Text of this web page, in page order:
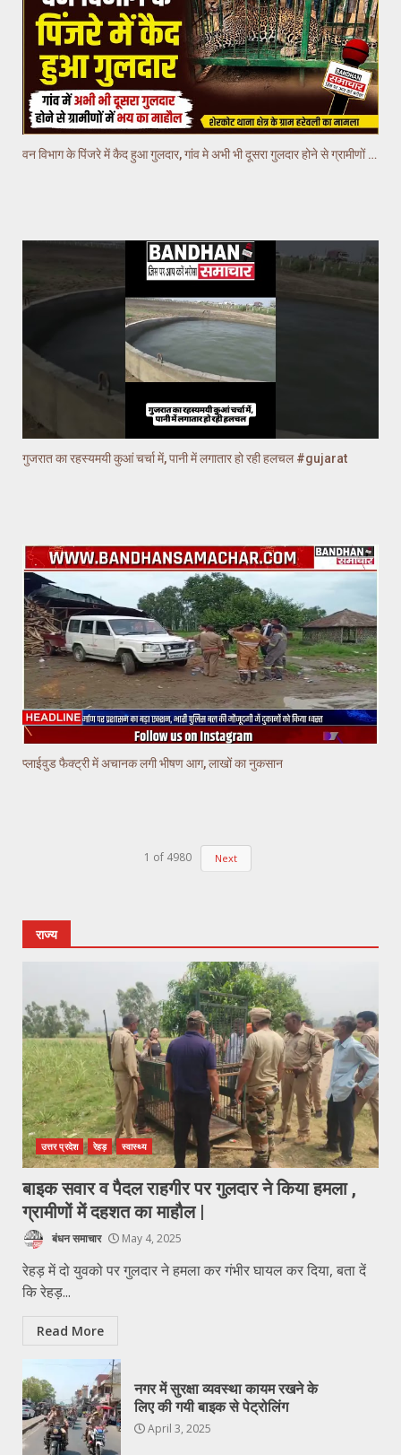
वन विभाग के पिंजरे में कैद हुआ गुलदार, गांव मे अभी भी दूसरा गुलदार होने से ग्रामीणों में भय का माहौल
गुजरात का रहस्यमयी कुआं चर्चा में, पानी में लगातार हो रही हलचल #gujarat
प्लाईवुड फैक्ट्री में अचानक लगी भीषण आग, लाखों का नुकसान
1 of 4980 Next
राज्य
उत्तर प्रदेश रेहड़ स्वास्थ्य
बाइक सवार व पैदल राहगीर पर गुलदार ने किया हमला ,
ग्रामीणों में दहशत का माहौल |
बंधन समाचार May 4, 2025
रेहड़ में दो युवको पर गुलदार ने हमला कर गंभीर घायल कर दिया, बता दें
कि रेहड़...
Read More
नगर में सुरक्षा व्यवस्था कायम रखने के
लिए की गयी बाइक से पेट्रोलिंग
April 3, 2025